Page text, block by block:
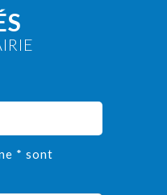
* sont